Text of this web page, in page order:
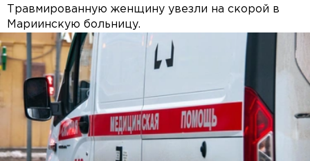
Травмированную женщину увезли на скорой в
Мариинскую больницу.